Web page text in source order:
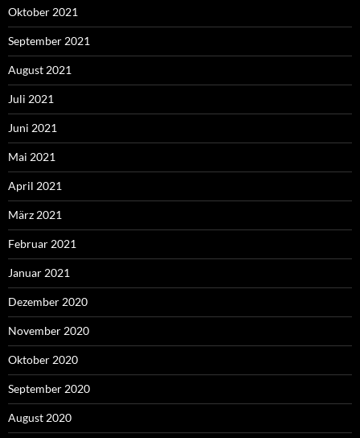
Oktober 2021
September 2021
August 2021
Juli 2021
Juni 2021
Mai 2021
April 2021
März 2021
Februar 2021
Januar 2021
Dezember 2020
November 2020
Oktober 2020
September 2020
August 2020